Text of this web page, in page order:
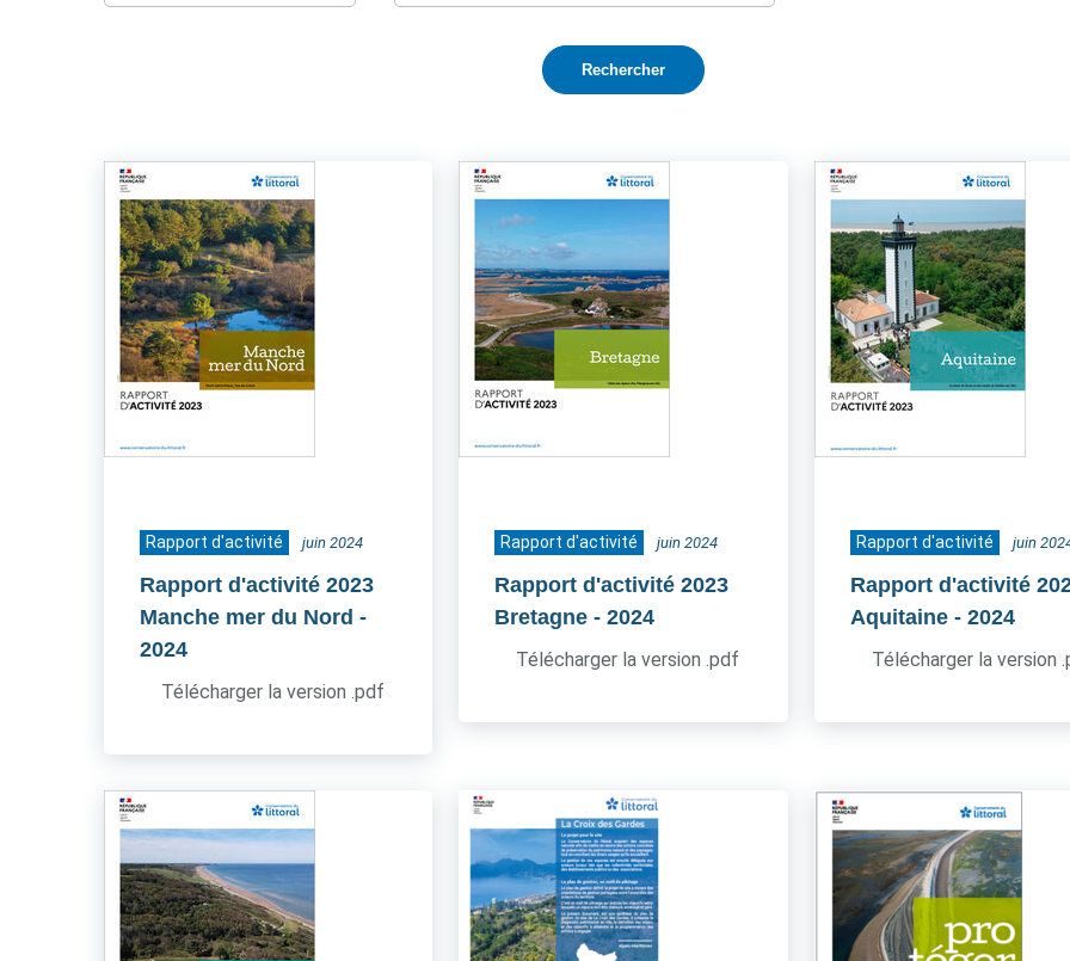
Rapport d'activité juin 2024
Rapport d'activité 2023
Manche mer du Nord -
2024
Télécharger la version .pdf
Rapport d'activité juin 2024
Rapport d'activité 2023
Bretagne - 2024
Télécharger la version .pdf
Rapport d'activité juin
Rapport d'activité
Aquitaine - 2024
Télécharger la version